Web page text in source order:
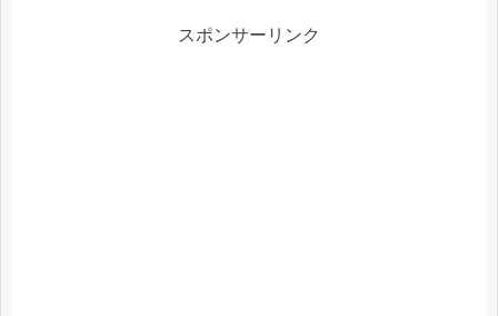
スポンサーリンク